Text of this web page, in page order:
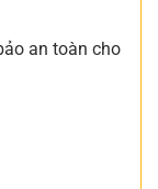
an toàn cho